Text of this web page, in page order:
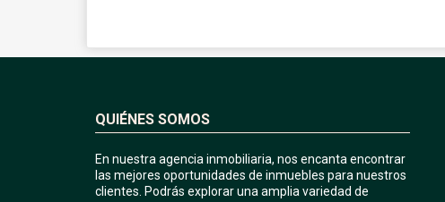
QUIÉNES SOMOS
En nuestra agencia inmobiliaria, nos encanta encontrar
las mejores oportunidades de inmuebles para nuestros
clientes. Podrás explorar una amplia variedad de